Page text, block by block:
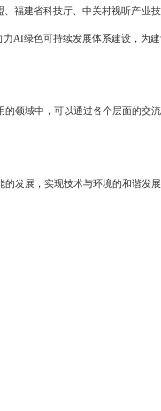
福建省科技厅、中关村视听产业
AI绿色可持续发展体系建设，为
领域中，可以通过各个层面的交
发展，实现技术与环境的和谐发